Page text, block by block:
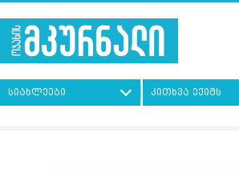
სიახლეები კითხვა ექიმს